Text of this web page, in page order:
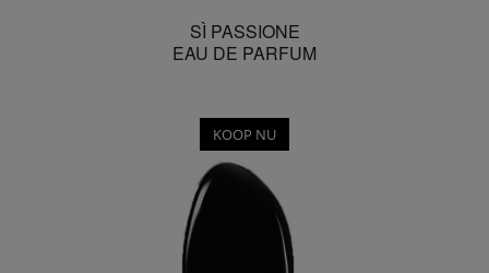
SÌ PASSIONE
EAU DE PARFUM
KOOP NU